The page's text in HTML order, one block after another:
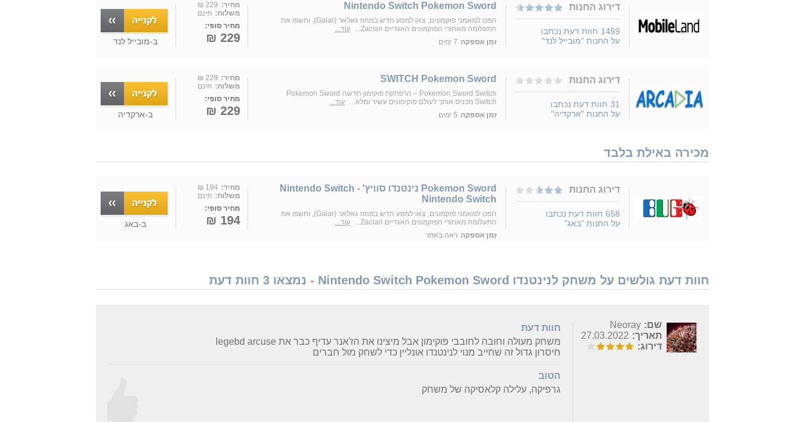
דירוג החנות
1459 חוות דעת נכתבו
על החנות "מובייל לנד"
Nintendo Switch Pokemon Sword
הפכו למאמני פוקמונים, צאו למסע חדש במחוז גאלאר (Galar), וחשפו את
התעלומה מאחורי הפוקמונים האגדיים Zacian...
עוד...
זמן אספקה 7 ימים
מחיר: 229 ₪
משלוח: חינם
מחיר סופי:
229 ₪ ב-מובייל לנד
דירוג החנות
31 חוות דעת נכתבו
על החנות "ארקדיה"
SWITCH Pokemon Sword
Pokemon Sword Switch – הרפתקת פוקימון חדשה Pokemon Sword
Switch מכניס אותך לעולם פוקימונים עשיר ומלא...
עוד...
זמן אספקה 5 ימים
מחיר: 229 ₪
משלוח: חינם
מחיר סופי:
229 ₪ ב-ארקדיה
מכירה באילת בלבד
דירוג החנות
658 חוות דעת נכתבו
על החנות "באג"
Pokemon Sword נינטנדו סוויץ' - Nintendo Switch
Nintendo Switch
הפכו למאמני פוקמונים, צאו למסע חדש במחוז גאלאר (Galar), וחשפו את
התעלומה מאחורי הפוקמונים האגדיים Zacian...
עוד...
זמן אספקה ראה באתר
מחיר: 194 ₪
משלוח: חינם
מחיר סופי:
194 ₪ ב-באג
חוות דעת גולשים על משחק לנינטנדו Nintendo Switch Pokemon Sword - נמצאו 3 חוות דעת
שם: Neoray
תאריך: 27.03.2022
דירוג:
חוות דעת
משחק מעולה וחובה לחובבי פוקימון אבל מיצינו את הז'אנר עדיף כבר את legebd arcuse
חיסרון גדול זה שחייב מנוי לנינטנדו אונליין כדי לשחק מול חברים
הטוב
גרפיקה, עלילה קלאסיקה של משחק